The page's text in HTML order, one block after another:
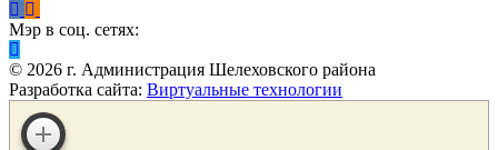
Мэр в соц. сетях:
© 2026 г. Администрация Шелеховского района
Разработка сайта: Виртуальные технологии